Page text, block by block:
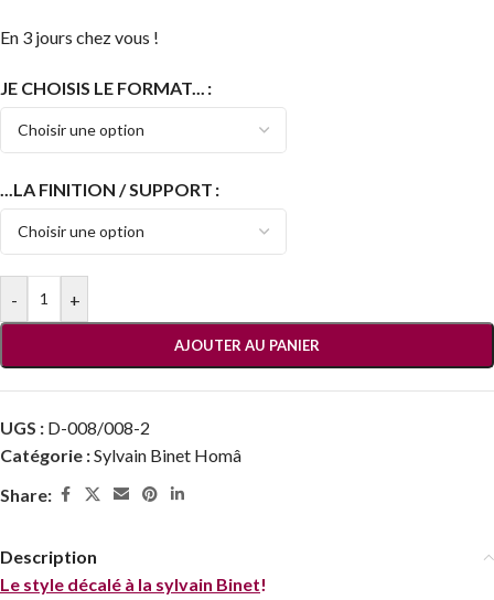
En 3 jours chez vous !
JE CHOISIS LE FORMAT...
...LA FINITION / SUPPORT
- +
AJOUTER AU PANIER
UGS : D-008/008-2
Catégorie :Sylvain Binet Homâ
Share:
Description
Le style décalé à la sylvain Binet!